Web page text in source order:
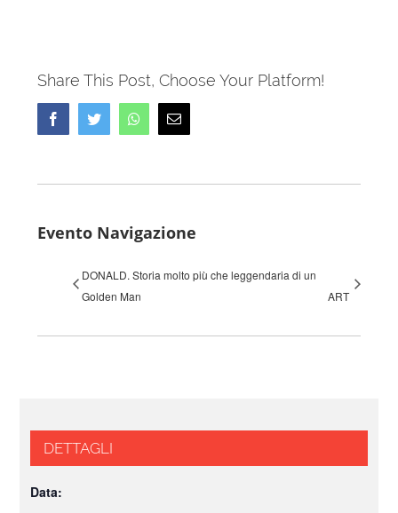
Share This Post, Choose Your Platform!
FacebookTwitter WhatsappEmail
Evento Navigazione
DONALD. Storia molto più che leggendaria di un
Golden Man
ART
DETTAGLI
Data: